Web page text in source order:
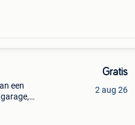
een
Gratis
2 aug 26